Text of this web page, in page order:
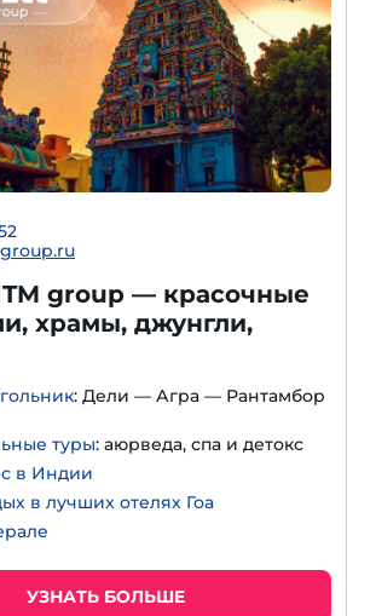
group — красочные
храмы, джунгли,
: Дели — Агра — Рантамбор
туры: аюрведа, спа и детокс
в Индии
в лучших отелях Гоа
УЗНАТЬ БОЛЬШЕ